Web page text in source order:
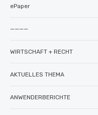
ePaper
————
WIRTSCHAFT + RECHT
AKTUELLES THEMA
ANWENDERBERICHTE